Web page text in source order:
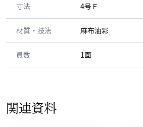
寸法 4号Ｆ
材質・技法 麻布油彩
員数 1面
関連資料